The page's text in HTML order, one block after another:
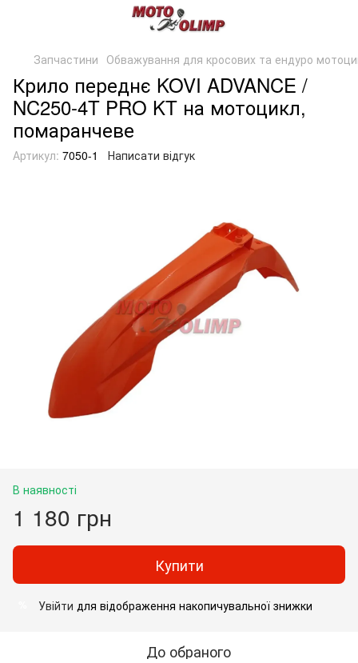
Запчастини Обважування для кросових та ендуро
Крило переднє KOVI ADVANCE /
NC250-4T PRO KT на мотоцикл,
помаранчеве
Артикул: 7050-1 Написати відгук
В наявності
1 180 грн
Купити
Увійти для відображення накопичувальної знижки
До обраного